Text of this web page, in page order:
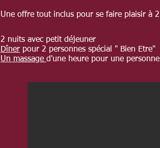
Une offre tout inclus pour se faire plaisir à 2
2 nuits avec petit déjeuner
Dîner pour 2 personnes spécial " Bien Etre"
Un massage d'une heure pour une personne